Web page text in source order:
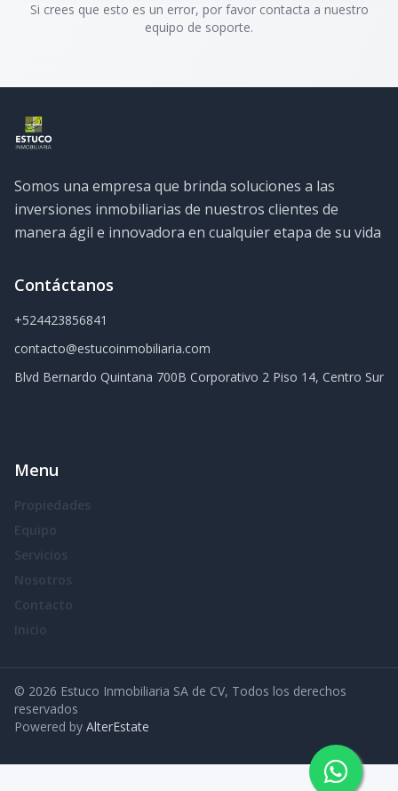
Si crees que esto es un error, por favor contacta a nuestro
equipo de soporte.
Somos una empresa que brinda soluciones a las
inversiones inmobiliarias de nuestros clientes de
manera ágil e innovadora en cualquier etapa de su vida
Contáctanos
+524423856841
contacto@estucoinmobiliaria.com
Blvd Bernardo Quintana 700B Corporativo 2 Piso 14, Centro Sur
Menu
Propiedades
Equipo
Servicios
Nosotros
Contacto
Inicio
© 2026 Estuco Inmobiliaria SA de CV, Todos los derechos
reservados
Powered by AlterEstate